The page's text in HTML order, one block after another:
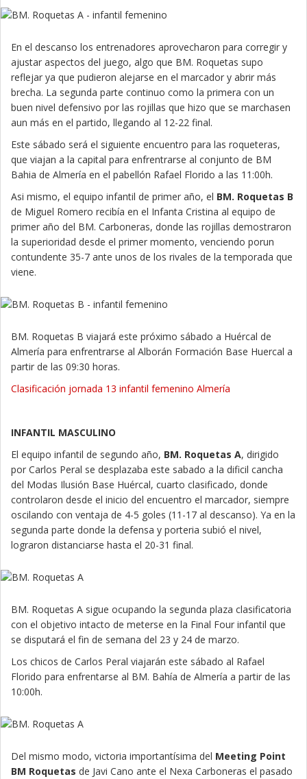
En el descanso los entrenadores aprovecharon para corregir y
ajustar aspectos del juego, algo que BM. Roquetas supo
reflejar ya que pudieron alejarse en el marcador y abrir más
brecha. La segunda parte continuo como la primera con un
buen nivel defensivo por las rojillas que hizo que se marchasen
aun más en el partido, llegando al 12-22 final.
Este sábado será el siguiente encuentro para las roqueteras,
que viajan a la capital para enfrentrarse al conjunto de BM
Bahia de Almería en el pabellón Rafael Florido a las 11:00h.
Asi mismo, el equipo infantil de primer año, el BM. Roquetas B
de Miguel Romero recibía en el Infanta Cristina al equipo de
primer año del BM. Carboneras, donde las rojillas demostraron
la superioridad desde el primer momento, venciendo porun
contundente 35-7 ante unos de los rivales de la temporada que
viene.
BM. Roquetas B viajará este próximo sábado a Huércal de
Almería para enfrentrarse al Alborán Formación Base Huercal a
partir de las 09:30 horas.
Clasificación jornada 13 infantil femenino Almería
INFANTIL MASCULINO
El equipo infantil de segundo año, BM. Roquetas A, dirigido
por Carlos Peral se desplazaba este sabado a la dificil cancha
del Modas Ilusión Base Huércal, cuarto clasificado, donde
controlaron desde el inicio del encuentro el marcador, siempre
oscilando con ventaja de 4-5 goles (11-17 al descanso). Ya en la
segunda parte donde la defensa y porteria subió el nivel,
lograron distanciarse hasta el 20-31 final.
BM. Roquetas A sigue ocupando la segunda plaza clasificatoria
con el objetivo intacto de meterse en la Final Four infantil que
se disputará el fin de semana del 23 y 24 de marzo.
Los chicos de Carlos Peral viajarán este sábado al Rafael
Florido para enfrentarse al BM. Bahía de Almería a partir de las
10:00h.
Del mismo modo, victoria importantísima del Meeting Point
BM Roquetas de Javi Cano ante el Nexa Carboneras el pasado